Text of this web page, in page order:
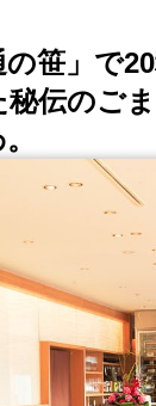
笹」で
伝のご